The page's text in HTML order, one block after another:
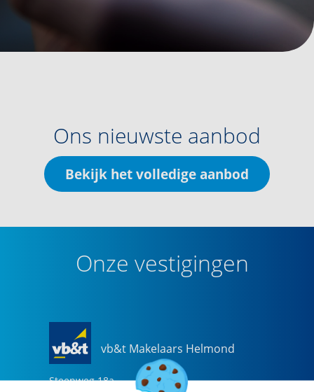
Ons nieuwste aanbod
Bekijk het volledige aanbod
Onze vestigingen
vb&t Makelaars Helmond
Steenweg 18a